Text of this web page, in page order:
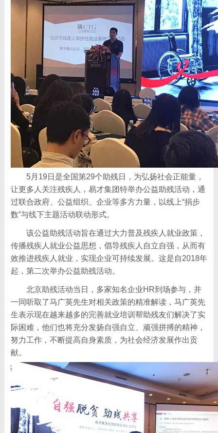
5月19日是全国第29个助残日，为弘扬社会正能量，
让更多人关注残疾人，易才集团特举办公益助残活动，通
过联合政府、公益组织、企业等多方力量，以线上“捐步
数”与线下主题活动联动形式。
该公益助残活动旨在通过大力普及残疾人就业政策，
传播残疾人就业公益思想，倡导残疾人自立自强，从而有
效推进残疾人就业，实现企业可持续发展。这是自2018年
起，第二次举办公益助残活动。
北京助残活动当日，多家知名企业HR到场参与，并
一同听取了马广英先生对相关政策的精准解读，马广英先
生表示现在越来越多的完善就业培训帮助残友们解决了实
际困难，他们也将充分发扬自强自立、顽强拼搏的精神，
努力工作，不断提高自身素质，为社会经济发展作出贡
献。